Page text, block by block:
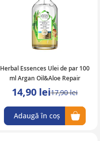
Herbal Essences Ulei de par 100
ml Argan Oil&Aloe Repair
14,90 lei17,90 lei
Adaugă în coș